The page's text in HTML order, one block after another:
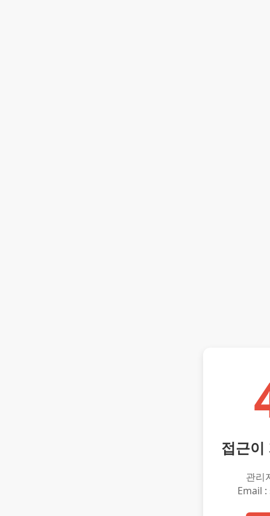
접근이
관리
Email